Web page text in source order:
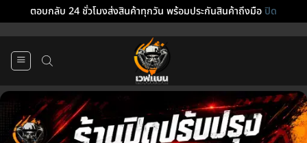
ตอบกลับ 24 ชั่วโมงส่งสินค้าทุกวัน พร้อมประกันสินค้าถึงมือปิด